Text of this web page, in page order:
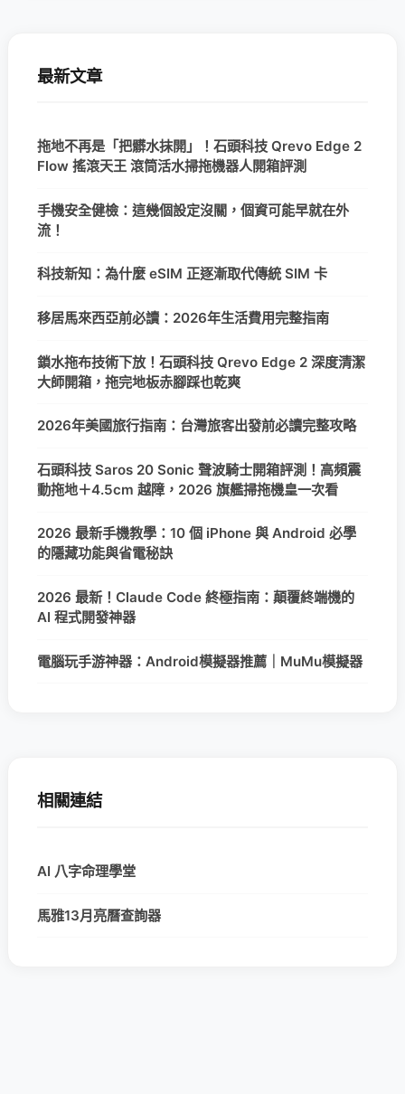
最新文章
拖地不再是「把髒水抹開」！石頭科技 Qrevo Edge 2
Flow 搖滾天王 滾筒活水掃拖機器人開箱評測
手機安全健檢：這幾個設定沒關，個資可能早就在外
流！
科技新知：為什麼 eSIM 正逐漸取代傳統 SIM 卡
移居馬來西亞前必讀：2026年生活費用完整指南
鎖水拖布技術下放！石頭科技 Qrevo Edge 2 深度清潔
大師開箱，拖完地板赤腳踩也乾爽
2026年美國旅行指南：台灣旅客出發前必讀完整攻略
石頭科技 Saros 20 Sonic 聲波騎士開箱評測！高頻震
動拖地＋4.5cm 越障，2026 旗艦掃拖機皇一次看
2026 最新手機教學：10 個 iPhone 與 Android 必學
的隱藏功能與省電秘訣
2026 最新！Claude Code 終極指南：顛覆終端機的
AI 程式開發神器
電腦玩手游神器：Android模擬器推薦｜MuMu模擬器
相關連結
AI 八字命理學堂
馬雅13月亮曆查詢器